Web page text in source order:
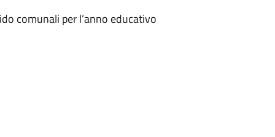
comunali per l’anno educativo